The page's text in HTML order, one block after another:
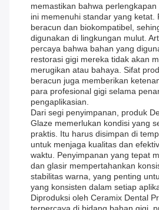
memastikan bahwa
ini memenuhi standar yang ketat.
beracun dan biokompatibel,
digunakan di lingkungan mulut.
percaya bahwa bahan yang
restorasi gigi mereka tidak akan
merugikan atau bahaya. Sifat
beracun juga memberikan
para profesional gigi selama
pengaplikasian.
Dari segi penyimpanan, produk
Glaze memerlukan kondisi yang
praktis. Itu harus disimpan di
untuk menjaga kualitas dan
waktu. Penyimpanan yang tepat
dan glasir mempertahankan
stabilitas warna, yang penting
yang konsisten dalam setiap
Diproduksi oleh Ceramix Dental